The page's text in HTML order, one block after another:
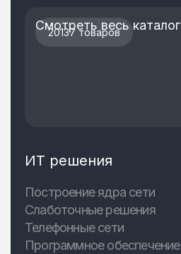
20137 товаров
Смотреть весь каталог
ИТ решения
Построение ядра сети
Слаботочные решения
Телефонные сети
Программное обеспечение